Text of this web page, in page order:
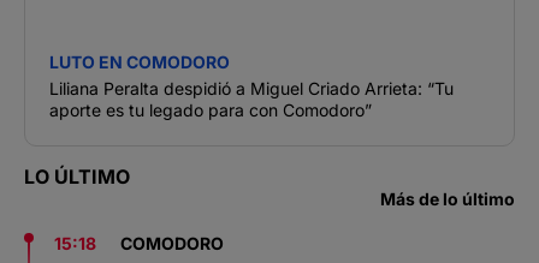
LUTO EN COMODORO
Liliana Peralta despidió a Miguel Criado Arrieta: “Tu
aporte es tu legado para con Comodoro”
LO ÚLTIMO
Más de lo último
15:18
COMODORO